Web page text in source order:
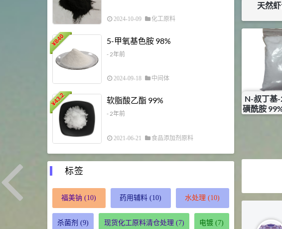
天然
¥
库存
N-叔丁基
磺酰胺
2024-10-09 化工原料
¥
840 5-甲氧基色胺 98%
- 2年前
2024-09-18 中间体
¥
43.2 软脂酸乙酯 99%
- 2年前
2021-06-21 食品添加剂原料
34.8
标签
福美钠 (10) 药用辅料 (10) 水处理 (10)
杀菌剂 (9) 现货化工原料清仓处理 (7) 电镀 (7)